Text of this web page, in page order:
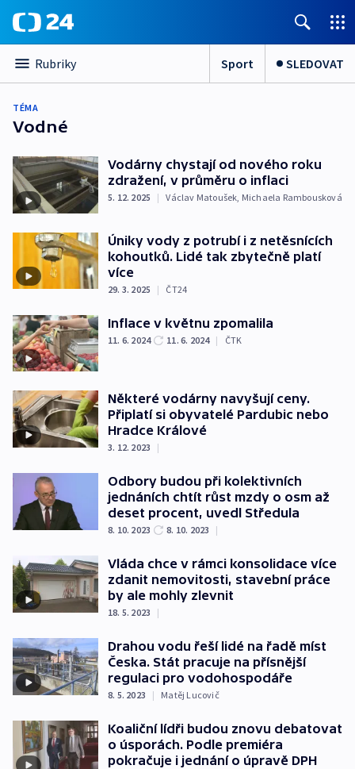
Rubriky Sport SLEDOVAT
TÉMA
Vodné
Vodárny chystají od nového roku
zdražení, v průměru o inflaci
5. 12. 2025 | Václav Matoušek, Michaela Rambousková
Úniky vody z potrubí i z netěsnících
kohoutků. Lidé tak zbytečně platí
více
29. 3. 2025 | ČT24
Inflace v květnu zpomalila
11. 6. 2024 11. 6. 2024 | ČTK
Některé vodárny navyšují ceny.
Připlatí si obyvatelé Pardubic nebo
Hradce Králové
3. 12. 2023 |
Odbory budou při kolektivních
jednáních chtít růst mzdy o osm až
deset procent, uvedl Středula
8. 10. 2023 8. 10. 2023 |
Vláda chce v rámci konsolidace více
zdanit nemovitosti, stavební práce
by ale mohly zlevnit
18. 5. 2023 |
Drahou vodu řeší lidé na řadě míst
Česka. Stát pracuje na přísnější
regulaci pro vodohospodáře
8. 5. 2023 | Matěj Lucovič
Koaliční lídři budou znovu debatovat
o úsporách. Podle premiéra
pokračuje i jednání o úpravě DPH